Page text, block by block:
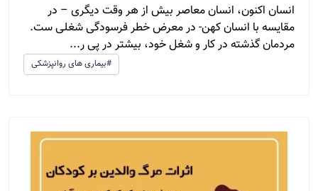
انسان اکنون، انسان معاصر بیش از هر وقت دیگری – در
مقایسه با انسان کهن- در معرض خطر فرسودگی شغلی ست.
مردمان گذشته در کار و شغل خود، بیشتر در پی ر...
#بیماری های روانپزشکی